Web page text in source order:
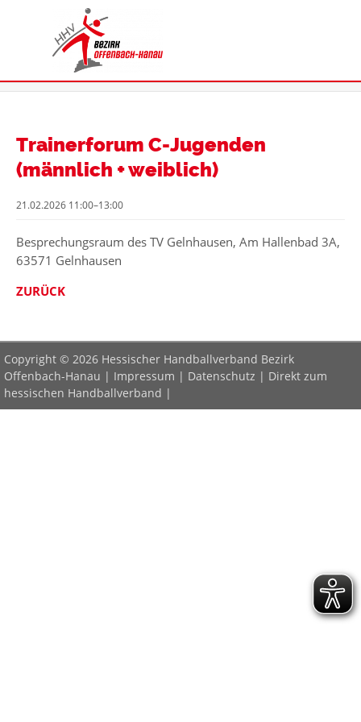
Trainerforum C-Jugenden
(männlich + weiblich)
21.02.2026 11:00–13:00
Besprechungsraum des TV Gelnhausen, Am Hallenbad 3A,
63571 Gelnhausen
ZURÜCK
Copyright © 2026 Hessischer Handballverband Bezirk
Offenbach-Hanau | Impressum | Datenschutz | Direkt zum
hessischen Handballverband |